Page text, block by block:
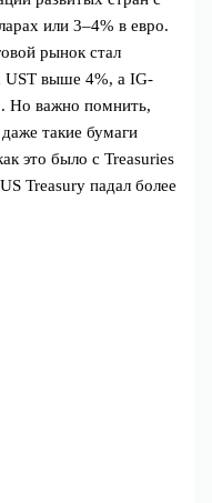
или 3–4% в евро.
рынок стал
UST выше 4%, а IG-
Но важно помнить,
такие бумаги
это было с Treasuries
Treasury падал более